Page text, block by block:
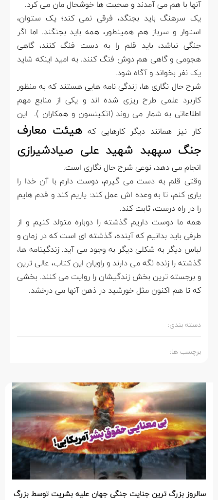
آنها با هم می آمدند و صحبت ها خوشحال مان می کرد.
یک سرهنگ باید بجنگد، فرقی نمی کند؛ یک ستوان،
استوار و سرباز هم همینطور، همه باید بجنگند. اما اگر
جنگی نباشد، باید قلم را به دست فنگ کنند، گاهی
هجومی و گاهی هم دوش فنگ کنند. به امید اینکه شاید
یک نفر بخواند و آگاه شود.
شرح حال نگاری ها، زندگی نامه هایی هستند که به منظور
کاربرد علمی طرح ریزی شده اند و یکی از منابع مهم
اطلاعاتی به شمار می روند (اتکینسون و همکاران ). این
کار نیز همانند دیگر کارهایی که هیئت معارف
جنگ سپهبد شهید علی صیادشیرازی
انجام می دهد، نوعی شرح حال نگاری است.
وقتی قلم به دست می گیرم، دوست دارم با آن خدا را
یاری کنم، تا به وعده اش عمل کند: یاریم کند و قدم هایم
را در راه درست، ثابت کند.
همه ما دوست داریم گذشته را دوباره متولد کنیم و از
طرفی باید بدانیم که آینده، گذشته ای است که در زمان و
لباس دیگر به شکلی دیگر به وجود می آید. زندگینامه ها،
گذشته را زنده نگه می دارند و راویان این کتاب، عالی ترین
و برجسته ترین بخش زندگیشان را روایت می کنند. بخشی
که تا هم اکنون مثل خورشید در ذهن آنها می درخشد.
دسته بندی:
برچسب ها:
سالروز بزرگ ترین جنایت جنگی جهان علیه بشریت توسط بزرگ